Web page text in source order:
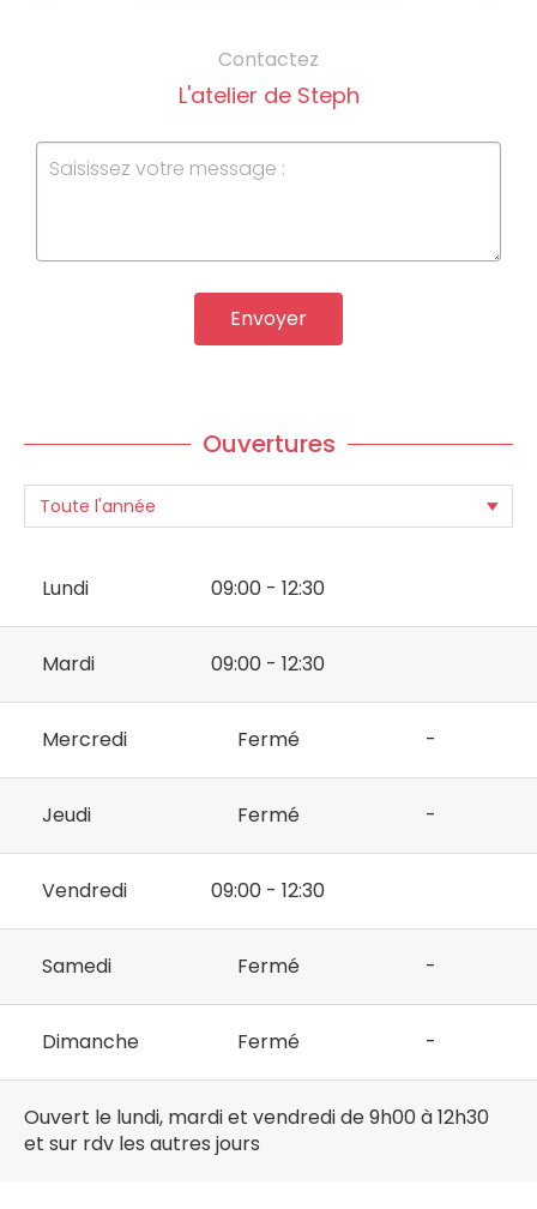
Contactez
L'atelier de Steph
Envoyer
Ouvertures
Lundi 09:00 - 12:30
Mardi 09:00 - 12:30
Mercredi Fermé -
Jeudi Fermé -
Vendredi 09:00 - 12:30
Samedi Fermé -
Dimanche Fermé -
Ouvert le lundi, mardi et vendredi de 9h00 à 12h30
et sur rdv les autres jours